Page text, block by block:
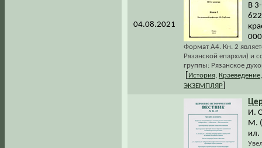
04.08.2021
В
Формат А4. Кн. 2
Рязанской епархии) и
группы: Рязанское
История Краеведение
ЭКЗЕМПЛЯР
И.
М.
ил.